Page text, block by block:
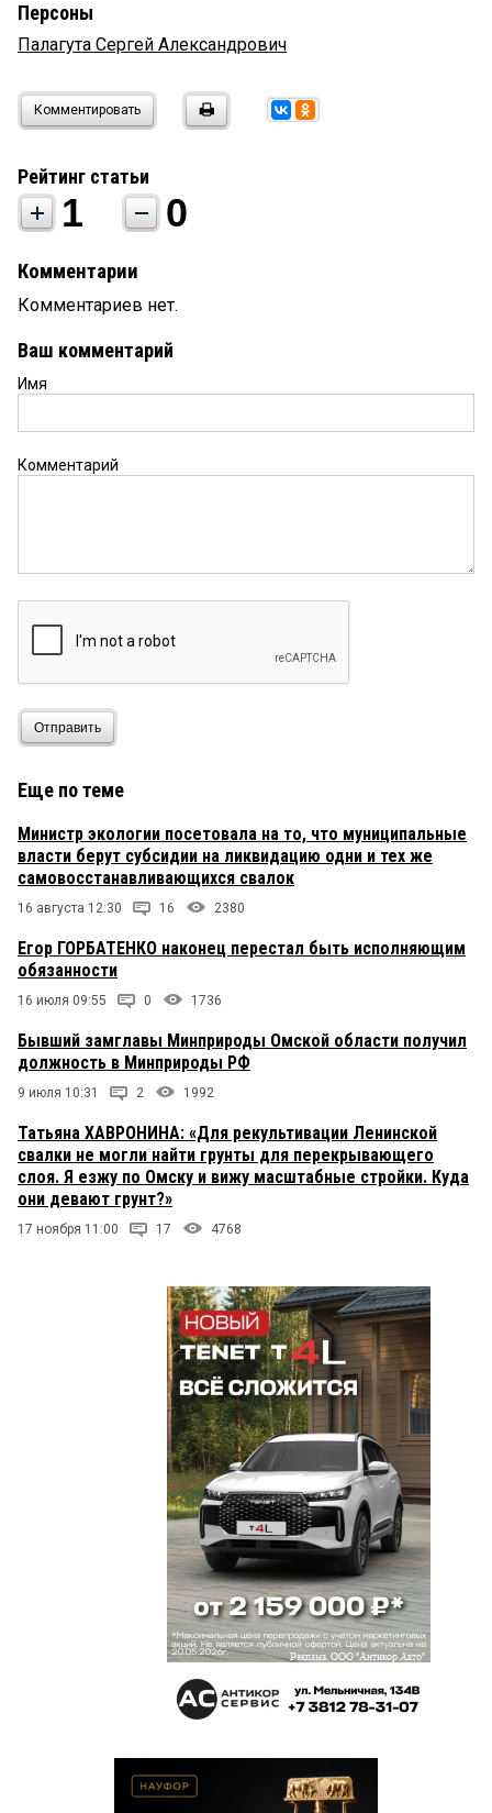
Персоны
Палагута Сергей Александрович
Комментировать
Рейтинг статьи
1 0
Комментарии
Комментариев нет.
Ваш комментарий
Имя
Комментарий
Отправить
Еще по теме
Министр экологии посетовала на то, что муниципальные
власти берут субсидии на ликвидацию одни и тех же
самовосстанавливающихся свалок
16 августа 12:30 16 2380
Егор ГОРБАТЕНКО наконец перестал быть исполняющим
обязанности
16 июля 09:55 0 1736
Бывший замглавы Минприроды Омской области получил
должность в Минприроды РФ
9 июля 10:31 2 1992
Татьяна ХАВРОНИНА: «Для рекультивации Ленинской
свалки не могли найти грунты для перекрывающего
слоя. Я езжу по Омску и вижу масштабные стройки. Куда
они девают грунт?»
17 ноября 11:00 17 4768